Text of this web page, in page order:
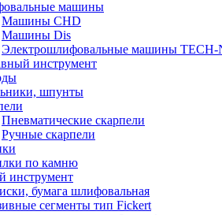
машины
Машины CHD
Машины Dis
Электрошлифовальные машины TECH-
инструмент
шпунты
Пневматические скарпели
Ручные скарпели
по камню
инструмент
бумага шлифовальная
сегменты тип Fickert